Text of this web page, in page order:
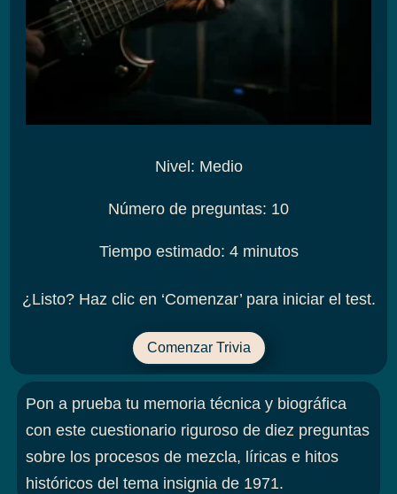
Nivel: Medio
Número de preguntas: 10
Tiempo estimado: 4 minutos
¿Listo? Haz clic en ‘Comenzar’ para iniciar el test.
Comenzar Trivia
Pon a prueba tu memoria técnica y biográfica
con este cuestionario riguroso de diez preguntas
sobre los procesos de mezcla, líricas e hitos
históricos del tema insignia de 1971.